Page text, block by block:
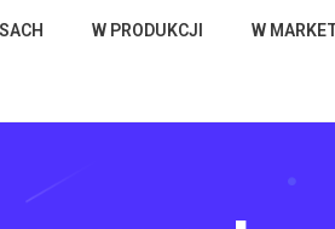
W PRODUKCJI W